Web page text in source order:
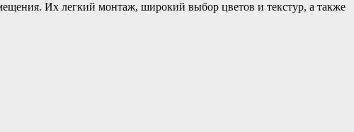
Их легкий монтаж, широкий выбор цветов и текстур, а также